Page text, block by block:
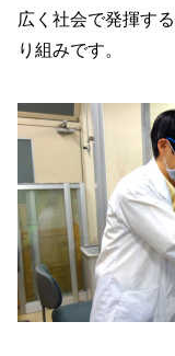
広く社会で発揮す
り組みです。